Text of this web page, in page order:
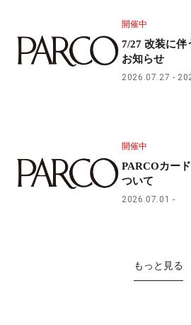
開催中
7/27 改装に伴
お知らせ
2026.07.27
開催中
PARCOカー
ついて
2026.07.01
もっと見る